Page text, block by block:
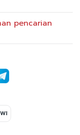
pencarian